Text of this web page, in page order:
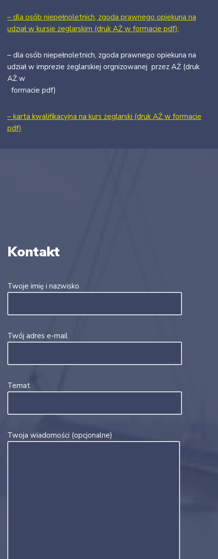
– dla osób niepełnoletnich, zgoda prawnego opiekuna na
udział w kursie żeglarskim (druk AŻ w formacie pdf);
– dla osób niepełnoletnich, zgoda prawnego opiekuna na
udział w imprezie żeglarskiej orgnizowanej przez AŻ (druk
AŻ w
formacie pdf)
– karta kwalifikacyjna na kurs żeglarski (druk AŻ w formacie
pdf)
Kontakt
Twoje imię i nazwisko
Twój adres e-mail
Temat
Twoja wiadomości (opcjonalne)